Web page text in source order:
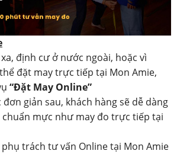
định cư ở nước ngoài, hoặc vì
đặt may trực tiếp tại Mon Amie,
“Đặt May Online”
giản sau, khách hàng sẽ dễ dàng
mực như may đo trực tiếp tại
trách tư vấn Online tại Mon Amie